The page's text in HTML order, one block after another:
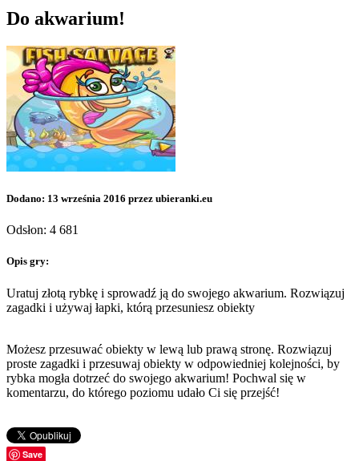
Do akwarium!
Dodano: 13 września 2016 przez ubieranki.eu
Odsłon: 4 681
Opis gry:
Uratuj złotą rybkę i sprowadź ją do swojego akwarium. Rozwiązuj
zagadki i używaj łapki, którą przesuniesz obiekty
Możesz przesuwać obiekty w lewą lub prawą stronę. Rozwiązuj
proste zagadki i przesuwaj obiekty w odpowiedniej kolejności, by
rybka mogła dotrzeć do swojego akwarium! Pochwal się w
komentarzu, do którego poziomu udało Ci się przejść!
Save